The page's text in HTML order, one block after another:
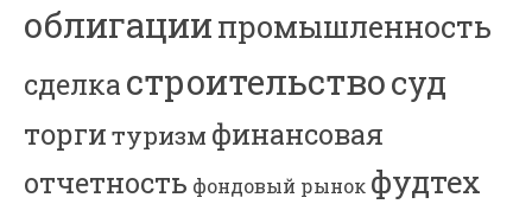
облигациипромышленность
сделкастроительствосуд
торгитуризм финансовая
отчетность фондовый рынок фудтех